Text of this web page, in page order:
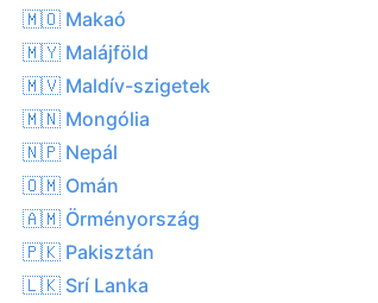
29.4°C
24.9°C
67%
19.1 kph
0.0 mm
🇲🇴 Makaó
🇲🇾 Malájföld
🇲🇻 Maldív-szigetek
🇲🇳 Mongólia
🇳🇵 Nepál
🇴🇲 Omán
🇦🇲 Örményország
🇵🇰 Pakisztán
🇱🇰 Srí Lanka